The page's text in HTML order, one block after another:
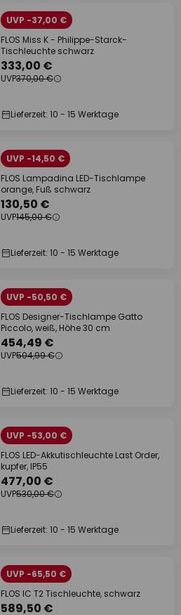
UVP -37,00 €
FLOS Miss K - Philippe-Starck-
Tischleuchte schwarz
333,00 €
UVP370,00 €
Lieferzeit: 10 - 15 Werktage
UVP -14,50 €
FLOS Lampadina LED-Tischlampe
orange, Fuß schwarz
130,50 €
UVP145,00 €
Lieferzeit: 10 - 15 Werktage
UVP -50,50 €
FLOS Designer-Tischlampe Gatto
Piccolo, weiß, Höhe 30 cm
454,49 €
UVP504,99 €
Lieferzeit: 10 - 15 Werktage
UVP -53,00 €
FLOS LED-Akkutischleuchte Last Order,
kupfer, IP55
477,00 €
UVP530,00 €
Lieferzeit: 10 - 15 Werktage
UVP -65,50 €
FLOS IC T2 Tischleuchte, schwarz
589,50 €